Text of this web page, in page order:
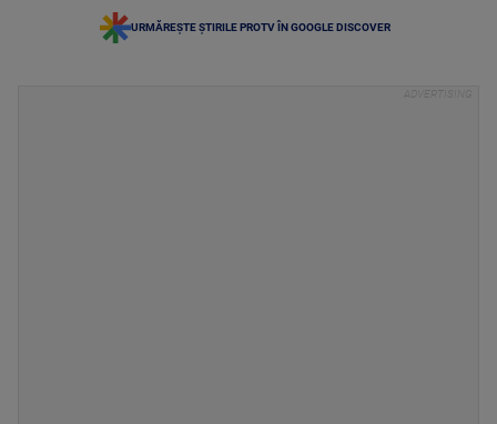
URMĂREȘTE ȘTIRILE PROTV ÎN GOOGLE DISCOVER